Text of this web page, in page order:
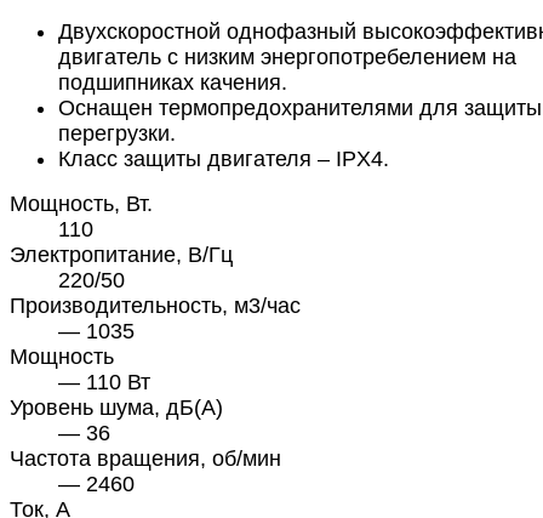
Двухскоростной однофазный
двигатель с низким энергопотребелением на
подшипниках качения.
Оснащен термопредохранителями для защиты
перегрузки.
Класс защиты двигателя – IPX4.
Мощность, Вт.
110
Электропитание, В/Гц
220/50
Производительность, м3/час
— 1035
Мощность
— 110 Вт
Уровень шума, дБ(А)
— 36
Частота вращения, об/мин
— 2460
Ток, А